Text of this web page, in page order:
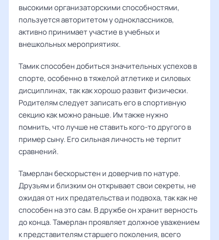
высокими организаторскими способностями,
пользуется авторитетом у одноклассников,
активно принимает участие в учебных и
внешкольных мероприятиях.
Тамик способен добиться значительных успехов в
спорте, особенно в тяжелой атлетике и силовых
дисциплинах, так как хорошо развит физически.
Родителям следует записать его в спортивную
секцию как можно раньше. Им также нужно
помнить, что лучше не ставить кого-то другого в
пример сыну. Его сильная личность не терпит
сравнений.
Тамерлан бескорыстен и доверчив по натуре.
Друзьям и близким он открывает свои секреты, не
ожидая от них предательства и подвоха, так как не
способен на это сам. В дружбе он хранит верность
до конца. Тамерлан проявляет должное уважением
к представителям старшего поколения, всего